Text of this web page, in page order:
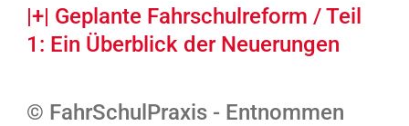
|+| Geplante Fahrschulreform / Teil
1: Ein Überblick der Neuerungen
© FahrSchulPraxis - Entnommen